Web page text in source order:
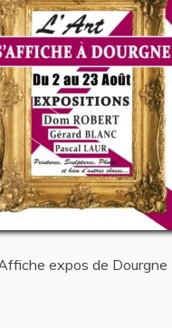
expos de Dourgne